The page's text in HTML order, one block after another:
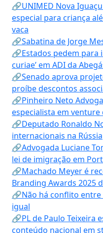
🔗UNIMED Nova
especial para criança
vaca
🔗Sabatina de Jorge
🔗Estados pedem para
curiae’ em ADI da
🔗Senado aprova
proíbe descontos
🔗Pinheiro Neto
especialista em venture
🔗Deputado Ronaldo
internacionais na Rússia
🔗Advogada Luciane
lei de imigração em
🔗Machado Meyer é
Branding Awards 2025
🔗Não há conflito
igual
🔗PL de Paulo Teixeira
conteúdo nacional em